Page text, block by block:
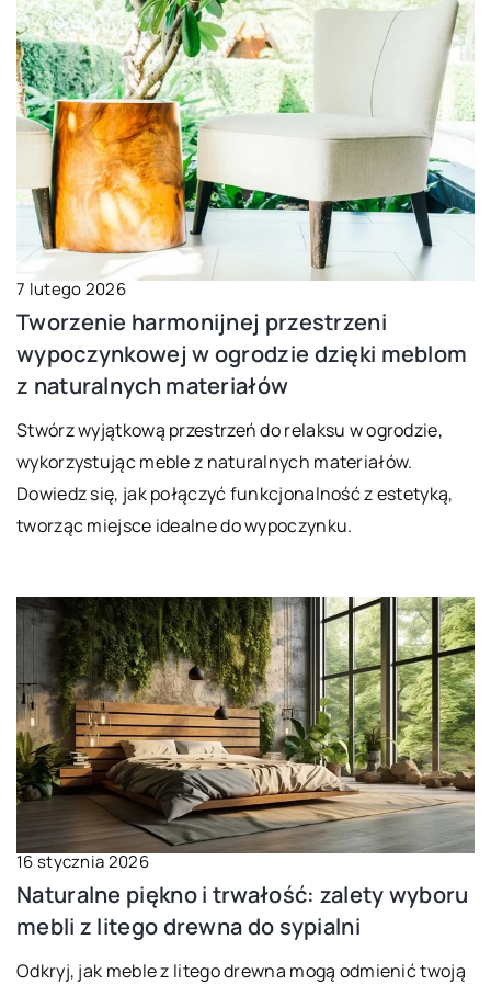
7 lutego 2026
Tworzenie harmonijnej przestrzeni
wypoczynkowej w ogrodzie dzięki meblom
z naturalnych materiałów
Stwórz wyjątkową przestrzeń do relaksu w ogrodzie,
wykorzystując meble z naturalnych materiałów.
Dowiedz się, jak połączyć funkcjonalność z estetyką,
tworząc miejsce idealne do wypoczynku.
16 stycznia 2026
Naturalne piękno i trwałość: zalety wyboru
mebli z litego drewna do sypialni
Odkryj, jak meble z litego drewna mogą odmienić twoją